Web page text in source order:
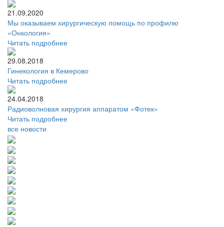
21.09.2020
Мы оказываем хирургическую помощь по профилю
«Онкология»
Читать подробнее
29.08.2018
Гинекология в Кемерово
Читать подробнее
24.04.2018
Радиоволновая хирургия аппаратом «Фотек»
Читать подробнее
все новости